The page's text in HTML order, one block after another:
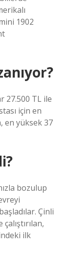
1902
27.500 TL ile
için en
en yüksek 37
bozulup
Çinli
ilk